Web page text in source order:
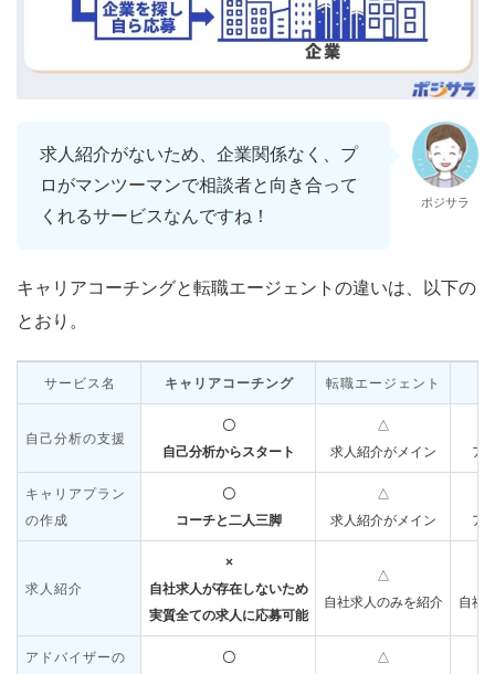
求人紹介がないため、企業関係なく、プ
ロがマンツーマンで相談者と向き合って
くれるサービスなんですね！
ポジサラ
キャリアコーチングと転職エージェントの違いは、以下の
とおり。
サービス名 キャリアコーチング 転職エージェント
自己分析の支援
〇
自己分析からスタート
△
求人紹介がメイン
ア
キャリアプラン
の作成
〇
コーチと二人三脚
△
求人紹介がメイン
ア
求人紹介
×
自社求人が存在しないため
実質全ての求人に応募可能
△
自社求人のみを紹介
自社
アドバイザーの
〇
△